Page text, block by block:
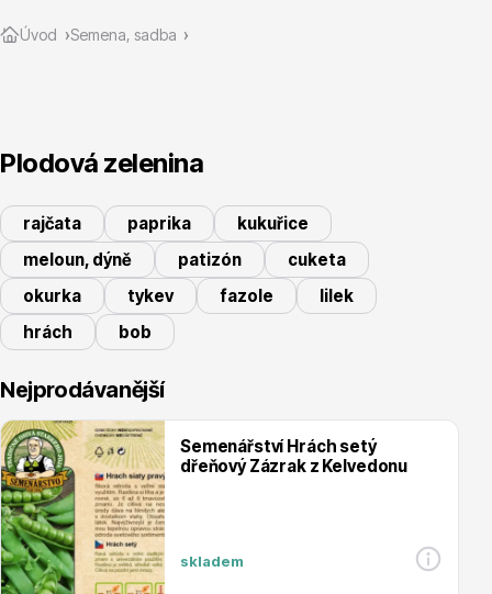
Jehličnany
Vřesovištní rostliny
Vánoční stromky v květináčích a řezané
Úvod Semena, sadba
Plodová zelenina
rajčata paprika
kukuřice
meloun, dýně
patizón
cuketa
okurka
tykev fazole
lilek
hrách
bob
Nejprodávanější
Semenářství Hrách setý
dřeňový Zázrak z Kelvedonu
skladem